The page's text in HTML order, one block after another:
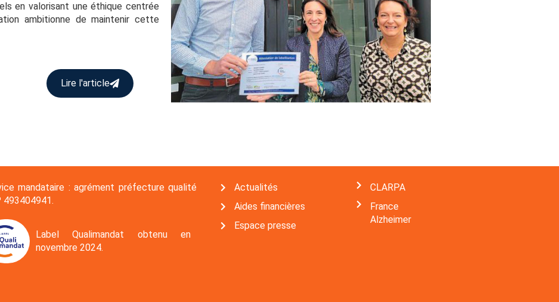
en valorisant une éthique centrée
ambitionne de maintenir cette
Lire l'article
mandataire : agrément préfecture qualité
493404941.
Label Qualimandat obtenu en
novembre 2024.
Actualités
Aides financières
Espace presse
CLARPA
France
Alzheimer